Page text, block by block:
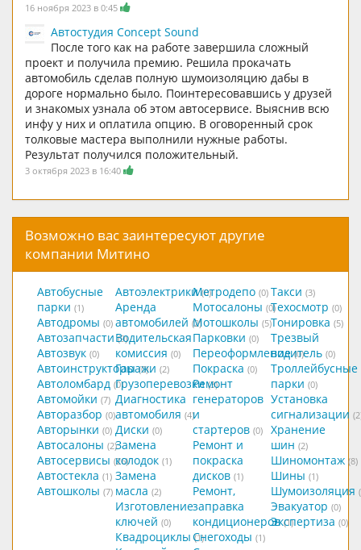
16 ноября 2023 в 0:45
Автостудия Concept Sound
После того как на работе завершила сложный
проект и получила премию. Решила прокачать
автомобиль сделав полную шумоизоляцию дабы в
дороге нормально было. Поинтересовавшись у друзей
и знакомых узнала об этом автосервисе. Выяснив всю
инфу у них и оплатила опцию. В оговоренный срок
толковые мастера выполнили нужные работы.
Результат получился положительный.
3 октября 2023 в 16:40
Возможно вас заинтересуют другие
компании Митино
Автобусные
парки (1)
Автодромы (0)
Автозапчасти (9)
Автозвук (0)
Автоинструкторы (0)
Автоломбард (0)
Автомойки (7)
Авторазбор (0)
Авторынки (0)
Автосалоны (2)
Автосервисы (26)
Автостекла (1)
Автошколы (7)
Автоэлектрики (0)
Аренда
автомобилей (2)
Водительская
комиссия (0)
Гаражи (2)
Грузоперевозки (3)
Диагностика
автомобиля (4)
Диски (0)
Замена
колодок (1)
Замена
масла (2)
Изготовление
ключей (0)
Квадроциклы (1)
Метродепо (0)
Мотосалоны (0)
Мотошколы (5)
Парковки (0)
Переоформление (0)
Покраска (0)
Ремонт
генераторов
и
стартеров (0)
Ремонт и
покраска
дисков (1)
Ремонт,
заправка
кондиционеров (1)
Снегоходы (1)
Такси (3)
Техосмотр (0)
Тонировка (5)
Трезвый
водитель (0)
Троллейбусные
парки (0)
Установка
сигнализации
Хранение
шин (2)
Шиномонтаж (8)
Шины (1)
Шумоизоляция
Эвакуатор (0)
Экспертиза (0)